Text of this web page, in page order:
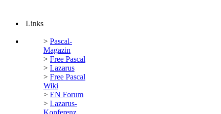
Links
> Pascal-
Magazin
> Free Pascal
> Lazarus
> Free Pascal
Wiki
> EN Forum
> Lazarus-
Konferenz